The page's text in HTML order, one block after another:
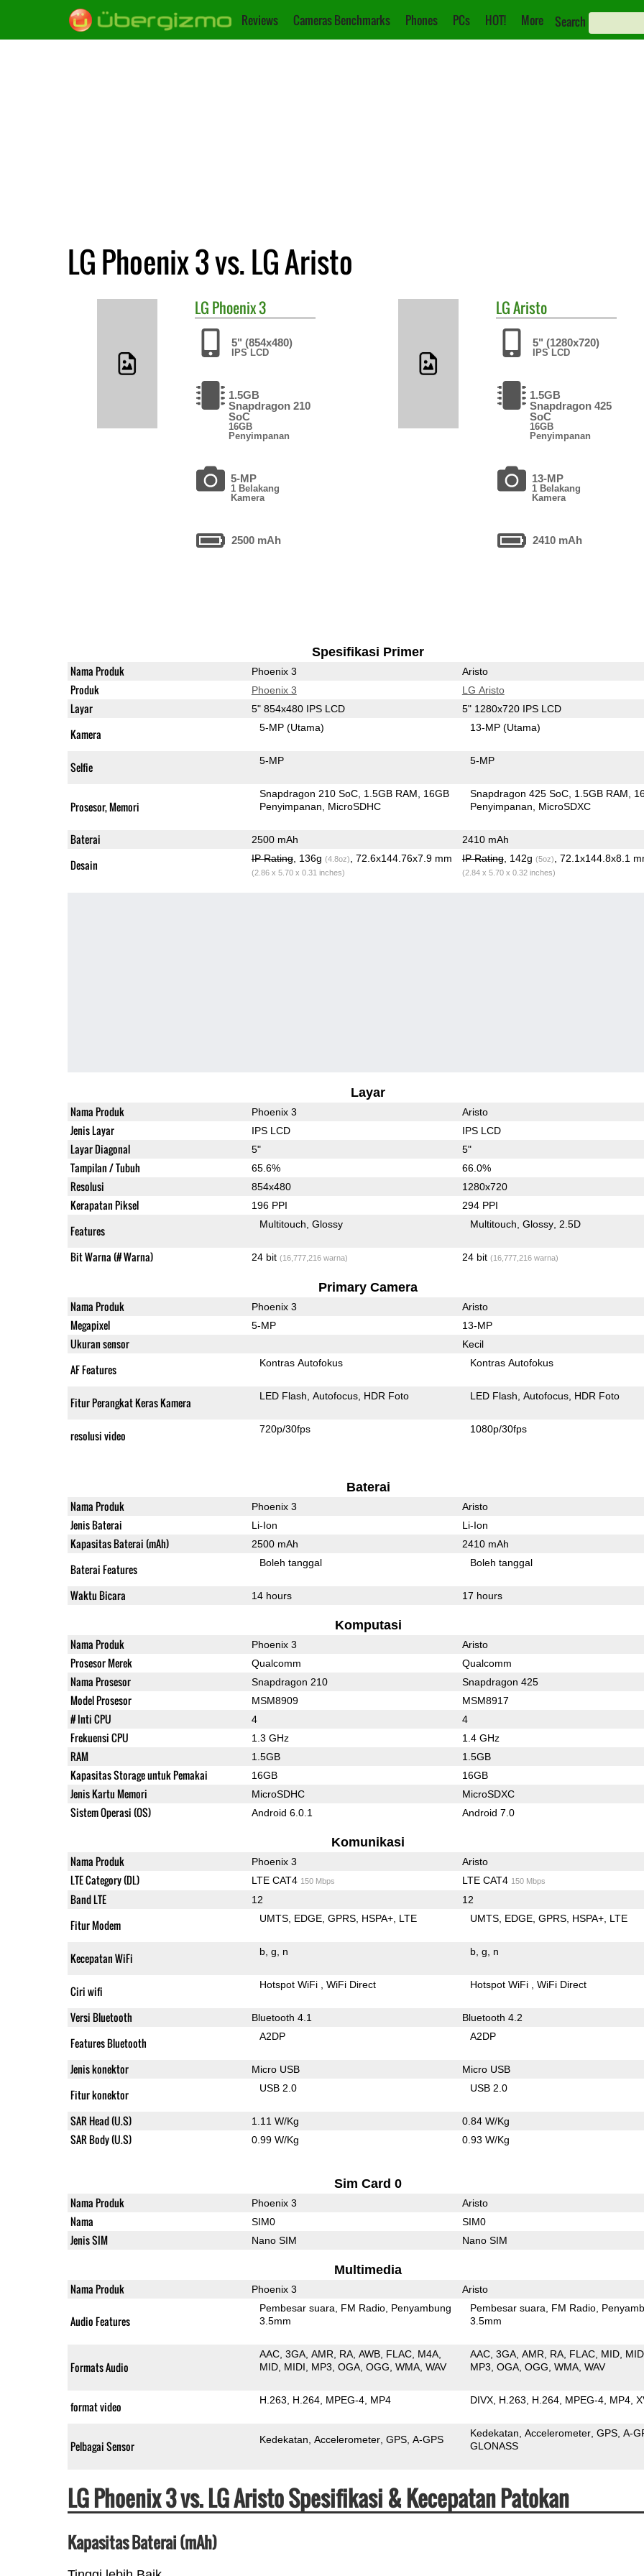
Reviews Cameras Benchmarks Phones PCs HOT! More Search
LG Phoenix 3 vs. LG Aristo
LG Phoenix 3
5" (854x480)
IPS LCD
1.5GB
Snapdragon 210
SoC
16GB
Penyimpanan
5-MP
1 Belakang
Kamera
2500 mAh
LGAristo
5" (1280x720)
IPS LCD
1.5GB
Snapdragon 425
SoC
16GB
Penyimpanan
13-MP
1 Belakang
Kamera
2410 mAh
Spesifikasi Primer
Nama Produk Phoenix 3 Aristo
Produk Phoenix 3 LG Aristo
Layar 5" 854x480 IPS LCD 5" 1280x720 IPS LCD
Kamera 5-MP(Utama) 13-MP(Utama)
Selfie 5-MP 5-MP
Prosesor, Memori
Snapdragon 210 SoC 1.5GB RAM
16GB
Penyimpanan
MicroSDHC
Snapdragon 425 SoC 1.5GB RAM
Penyimpanan
MicroSDXC
Baterai 2500 mAh 2410 mAh
Desain IP Rating, 136g (4.8oz) , 72.6x144.76x7.9 mm
(2.86 x 5.70 x 0.31 inches)
IP Rating, 142g (5oz) , 72.1x144.8x8.1
(2.84 x 5.70 x 0.32 inches)
Layar
Nama Produk Phoenix 3 Aristo
Jenis Layar IPS LCD IPS LCD
Layar Diagonal 5" 5"
Tampilan / Tubuh 65.6% 66.0%
Resolusi 854x480 1280x720
Kerapatan Piksel 196 PPI 294 PPI
Features Multitouch Glossy Multitouch Glossy 2.5D
Bit Warna (# Warna) 24 bit (16,777,216 warna) 24 bit (16,777,216 warna)
Primary Camera
Nama Produk Phoenix 3 Aristo
Megapixel 5-MP 13-MP
Ukuran sensor Kecil
AF Features Kontras Autofokus Kontras Autofokus
Fitur Perangkat Keras Kamera LED Flash Autofocus HDR Foto LED Flash Autofocus HDR Foto
resolusi video 720p/30fps 1080p/30fps
Baterai
Nama Produk Phoenix 3 Aristo
Jenis Baterai Li-Ion Li-Ion
Kapasitas Baterai (mAh) 2500 mAh 2410 mAh
Baterai Features Boleh tanggal Boleh tanggal
Waktu Bicara 14 hours 17 hours
Komputasi
Nama Produk Phoenix 3 Aristo
Prosesor Merek Qualcomm Qualcomm
Nama Prosesor Snapdragon 210 Snapdragon 425
Model Prosesor MSM8909 MSM8917
# Inti CPU 4 4
Frekuensi CPU 1.3 GHz 1.4 GHz
RAM 1.5GB 1.5GB
Kapasitas Storage untuk Pemakai 16GB 16GB
Jenis Kartu Memori MicroSDHC MicroSDXC
Sistem Operasi (OS) Android 6.0.1 Android 7.0
Komunikasi
Nama Produk Phoenix 3 Aristo
LTE Category (DL) LTE CAT4 150 Mbps LTE CAT4 150 Mbps
Band LTE 12 12
Fitur Modem UMTS EDGE GPRS HSPA+ LTE UMTS EDGE GPRS HSPA+ LTE
Kecepatan WiFi b g n b g n
Ciri wifi Hotspot WiFi WiFi Direct Hotspot WiFi WiFi Direct
Versi Bluetooth Bluetooth 4.1 Bluetooth 4.2
Features Bluetooth A2DP A2DP
Jenis konektor Micro USB Micro USB
Fitur konektor USB 2.0 USB 2.0
SAR Head (U.S) 1.11 W/Kg 0.84 W/Kg
SAR Body (U.S) 0.99 W/Kg 0.93 W/Kg
Sim Card 0
Nama Produk Phoenix 3 Aristo
Nama SIM0 SIM0
Jenis SIM Nano SIM Nano SIM
Multimedia
Nama Produk Phoenix 3 Aristo
Audio Features
Pembesar suara FM Radio Penyambung
3.5mm
Pembesar suara FM Radio
3.5mm
Formats Audio
AAC 3GA AMR RA AWB FLAC M4A
MID MIDI MP3 OGA OGG WMA WAV
AAC 3GA AMR RA FLAC MID
MP3 OGA OGG WMA WAV
format video H.263 H.264 MPEG-4 MP4 DIVX H.263 H.264 MPEG-4 MP4
Pelbagai Sensor Kedekatan Accelerometer GPS A-GPS
Kedekatan Accelerometer GPS A-
GLONASS
LG Phoenix 3 vs. LG Aristo Spesifikasi & Kecepatan Patokan
Kapasitas Baterai (mAh)